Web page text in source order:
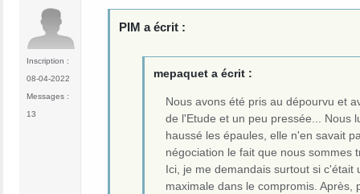
Inscription :
08-04-2022
Messages :
13
PIM a écrit :
mepaquet a écrit :
Nous avons été pris au dépourvu et
de l'Etude et un peu pressée... Nous
haussé les épaules, elle n'en savait
négociation le fait que nous sommes
Ici, je me demandais surtout si
maximale dans le compromis.